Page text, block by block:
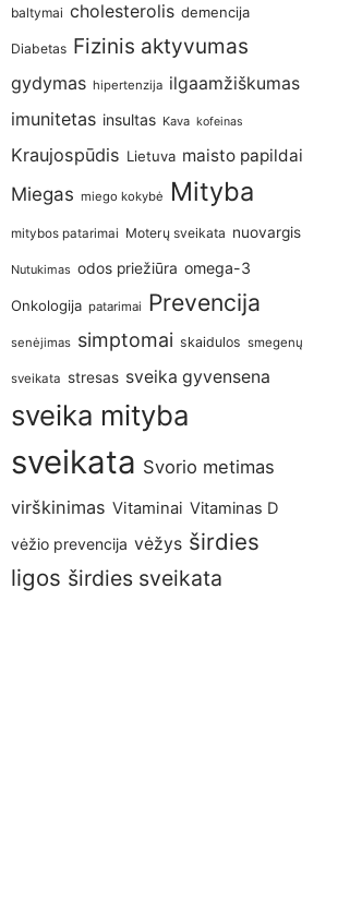
baltymai cholesterolis demencija
Diabetas Fizinis aktyvumas
gydymas hipertenzija ilgaamžiškumas
imunitetas insultas Kava kofeinas
Kraujospūdis Lietuva maisto papildai
Miegas miego kokybė Mityba
mitybos patarimai Moterų sveikata nuovargis
Nutukimas odos priežiūra omega-3
Onkologija patarimai Prevencija
senėjimas simptomai skaidulos smegenų
sveikata stresas sveika gyvensena
sveika mityba
sveikata Svorio metimas
virškinimas Vitaminai Vitaminas D
vėžio prevencija vėžys širdies
ligos širdies sveikata